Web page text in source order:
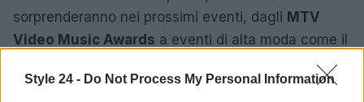
Style 24 - Do Not Process My Personal Information
sorprenderanno nei prossimi eventi, dagli MTV
Video Music Awards a eventi di alta moda come il